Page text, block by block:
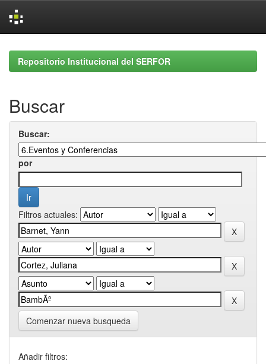
navigationRepositorio Institucional del SERFOR
Buscar
Buscar:
por
Filtros actuales:
Comenzar nueva busqueda
Añadir filtros: